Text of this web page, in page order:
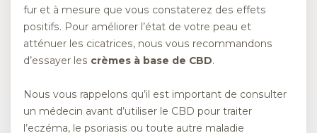
fur et à mesure que vous constaterez des effets
positifs. Pour améliorer l’état de votre peau et
atténuer les cicatrices, nous vous recommandons
d’essayer les crèmes à base de CBD.
Nous vous rappelons qu’il est important de consulter
un médecin avant d’utiliser le CBD pour traiter
l’eczéma, le psoriasis ou toute autre maladie